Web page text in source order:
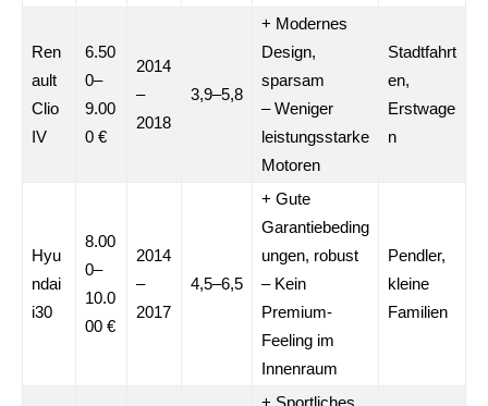
Ren
ault
Clio
IV
6.50
0–
9.00
0 €
2014
–
2018
3,9–5,8
+ Modernes
Design,
sparsam
– Weniger
leistungsstarke
Motoren
Stadtfahrt
en,
Erstwage
n
Hyu
ndai
i30
8.00
0–
10.0
00 €
2014
–
2017
4,5–6,5
+ Gute
Garantiebeding
ungen, robust
– Kein
Premium-
Feeling im
Innenraum
Pendler,
kleine
Familien
+ Sportliches